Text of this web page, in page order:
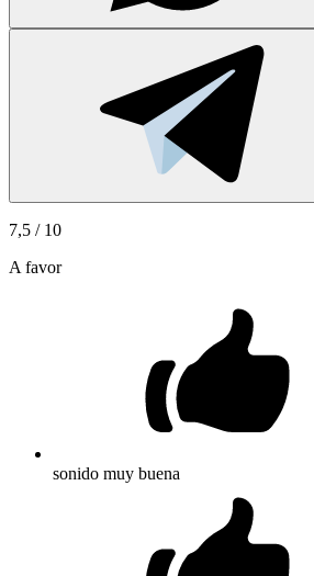
7,5 / 10
A favor
sonido muy buena